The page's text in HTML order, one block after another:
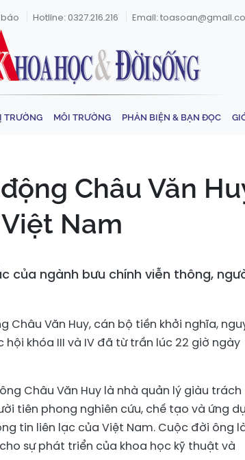
Hotline: 0327.216.216 Email:
TRƯỜNG MÔI TRƯỜNG PHẢN BIỆN & BẠN ĐỌC
Châu Văn
Nam
của ngành bưu chính viễn thông,
Châu Văn Huy, cán bộ tiền khởi nghĩa,
hội khóa III và IV đã từ trần lúc 22 giờ ngày
Châu Văn Huy là nhà quản lý giàu trách
tiên phong nghiên cứu, chế tạo và ứng
tin liên lạc của Việt Nam. Cuộc đời ông
sự phát triển của khoa học kỹ thuật và